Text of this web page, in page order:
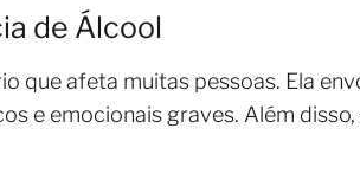
de Álcool
que afeta muitas pessoas. Ela
e emocionais graves. Além